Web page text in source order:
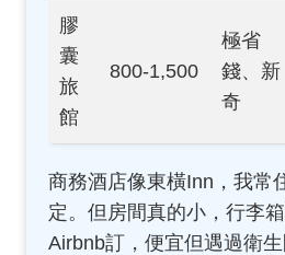
膠
囊
旅
館
800-1,500
極省
錢、新
奇
商務酒店像東橫Inn，我常
定。但房間真的小，行李
Airbnb訂，便宜但遇過衛